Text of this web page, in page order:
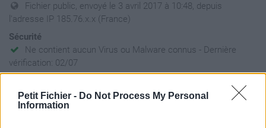
Petit Fichier - Do Not Process My Personal
Information
Fichier public, envoyé le 3 avril 2017 à 10:48, depuis
l'adresse IP 185.76.x.x (France)
Sécurité
Ne contient aucun Virus ou Malware connus - Dernière
vérification: 02/07
La présente page de téléchargement a été vue 1007 fois depuis
l'envoi du fichier